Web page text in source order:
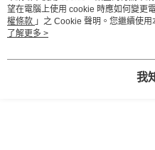
熱門標籤
望在電腦上使用 cookie 時應如何變更
權條款 」之 Cookie 聲明。您繼續使
用條款之 Cookie 聲明使用 cookie。
了解更多 >
我